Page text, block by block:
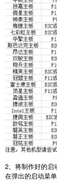
2、将制作好的启
在弹出的启动菜